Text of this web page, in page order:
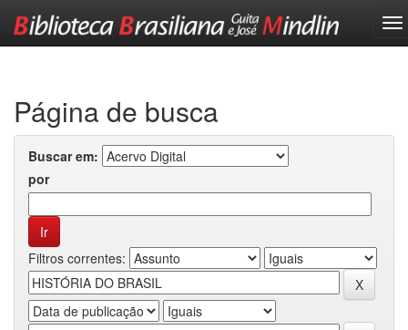
Página de busca
Buscar em:
por
Filtros correntes: